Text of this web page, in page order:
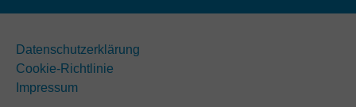
Datenschutzerklärung
Cookie-Richtlinie
Impressum